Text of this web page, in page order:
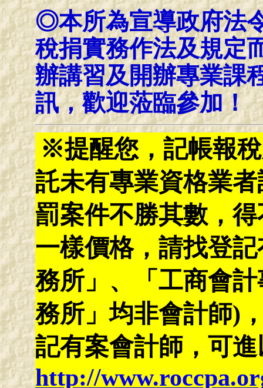
◎本所為宣導政府法
稅捐實務作法及規定
辦講習及開辦專業課
訊，歡迎蒞臨參加！
※提醒您，記帳報
託未有專業資格業
罰案件不勝其數，
一樣價格，請找登
務所」、「工商會
務所」均非會計師)
記有案會計師，可
http://